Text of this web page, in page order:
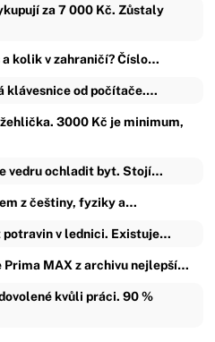
za 7 000 Kč. Zůstaly
a kolik v zahraničí? Číslo…
klávesnice od počítače.…
3000 Kč je minimum,
vedru ochladit byt. Stojí…
z češtiny, fyziky a…
v lednici. Existuje…
MAX z archivu nejlepší…
kvůli práci. 90 %